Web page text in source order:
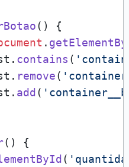
( ) {
.
. contains (
. remove(
. add (
( ) {
(